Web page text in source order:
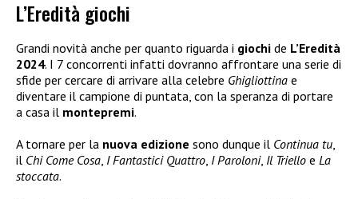
L’Eredità giochi
Grandi novità anche per quanto riguarda i giochi de L’Eredità
2024. I 7 concorrenti infatti dovranno affrontare una serie di
sfide per cercare di arrivare alla celebre Ghigliottina e
diventare il campione di puntata, con la speranza di portare
a casa il montepremi.
A tornare per la nuova edizione sono dunque il Continua tu,
il Chi Come Cosa, I Fantastici Quattro, I Paroloni, Il Triello e La
stoccata.